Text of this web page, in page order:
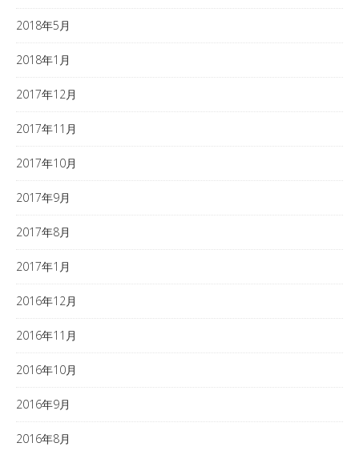
2018年5月
2018年1月
2017年12月
2017年11月
2017年10月
2017年9月
2017年8月
2017年1月
2016年12月
2016年11月
2016年10月
2016年9月
2016年8月